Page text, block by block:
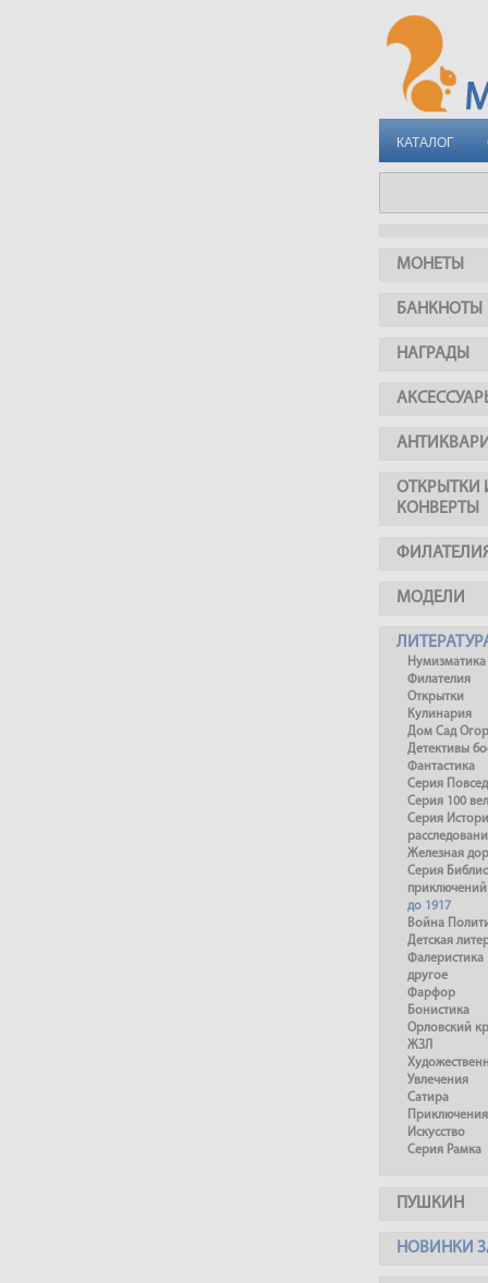
КАТАЛОГ
МОНЕТЫ
БАНКНОТЫ
НАГРАДЫ
ОТКРЫТКИ
КОНВЕРТЫ
МОДЕЛИ
Нумизматика
Филателия
Открытки
Кулинария
Дом Сад
Детективы
Фантастика
Серия
Серия 100
Серия
Железная
Серия
приключений
до 1917
Война
Детская
Фалеристика
другое
Фарфор
Бонистика
Орловский
ЖЗЛ
Увлечения
Сатира
Приключения
Искусство
Серия Рамка
ПУШКИН
НОВИНКИ